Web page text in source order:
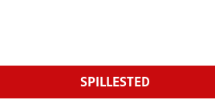
SPILLESTED